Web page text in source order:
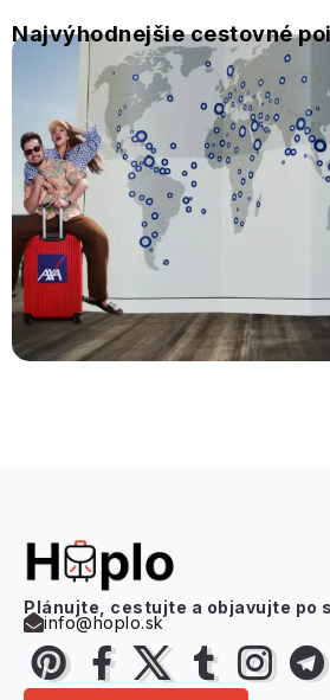
Najvýhodnejšie cestovné
Plánujte, cestujte a objavujte po
info@hoplo.sk